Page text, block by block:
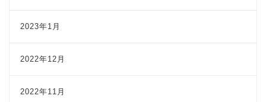
2023年1月
2022年12月
2022年11月